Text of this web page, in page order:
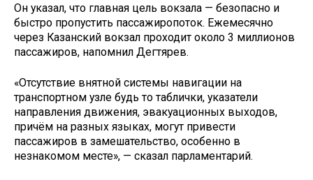
Он указал, что главная цель вокзала — безопасно и
быстро пропустить пассажиропоток. Ежемесячно
через Казанский вокзал проходит около 3 миллионов
пассажиров, напомнил Дегтярев.
«Отсутствие внятной системы навигации на
транспортном узле будь то таблички, указатели
направления движения, эвакуационных выходов,
причём на разных языках, могут привести
пассажиров в замешательство, особенно в
незнакомом месте», — сказал парламентарий.